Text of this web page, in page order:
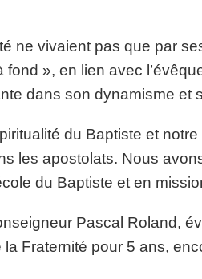
ne vivaient pas que par
», en lien avec
dans son dynamisme et
du Baptiste et notre
les apostolats. Nous
du Baptiste et en
Pascal Roland,
Fraternité pour 5 ans,